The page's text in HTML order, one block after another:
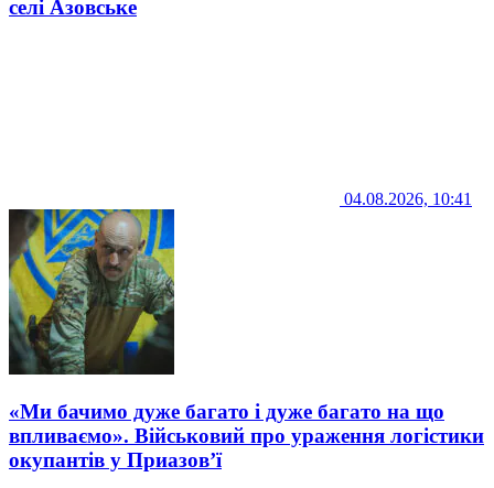
селі Азовське
04.08.2026, 10:41
«Ми бачимо дуже багато і дуже багато на що
впливаємо». Військовий про ураження логістики
окупантів у Приазов’ї